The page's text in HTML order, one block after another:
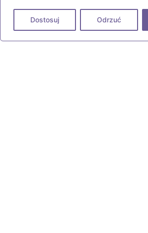
Dostosuj Odrzuć
Żłobek Bambam